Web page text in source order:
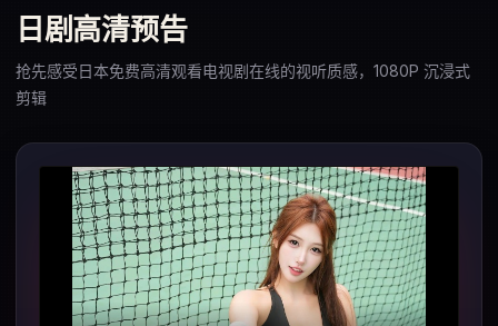
日剧高清预告
抢先感受日本免费高清观看电视剧在线的视听质感，1080P 沉浸式
剪辑